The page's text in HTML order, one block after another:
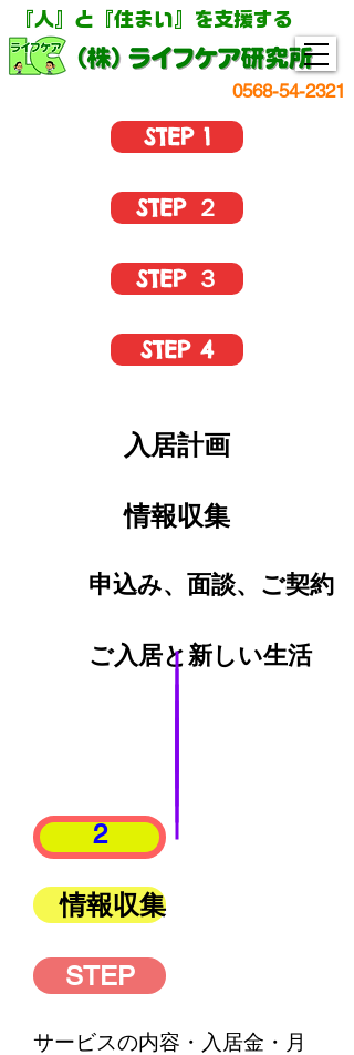
0568-54-2321
『人』と『住まい』を支援する
STEP 1
STEP ２
STEP ３
STEP 4
入居計画
情報収集
申込み、面談、ご契約
ご入居と新しい生活
2
情報収集
STEP
サービスの内容・入居金・月